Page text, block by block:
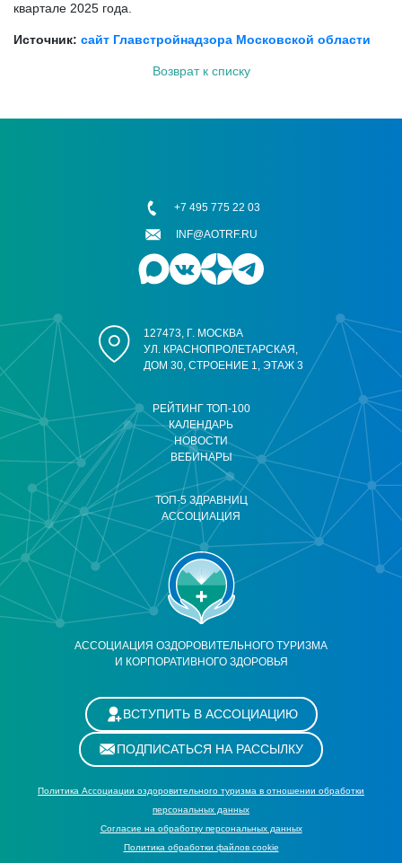
квартале 2025 года.
Источник: сайт Главстройнадзора Московской области
Возврат к списку
АССОЦИАЦИЯ ОЗДОРОВИТЕЛЬНОГО ТУРИЗМА
И КОРПОРАТИВНОГО ЗДОРОВЬЯ
РЕЙТИНГ ТОП-100
КАЛЕНДАРЬ
НОВОСТИ
ВЕБИНАРЫ
ТОП-5 ЗДРАВНИЦ
АССОЦИАЦИЯ
127473, Г. МОСКВА
УЛ. КРАСНОПРОЛЕТАРСКАЯ,
ДОМ 30, СТРОЕНИЕ 1, ЭТАЖ 3
+7 495 775 22 03
INF@AOTRF.RU
ВСТУПИТЬ В АССОЦИАЦИЮ
ПОДПИСАТЬСЯ НА РАССЫЛКУ
Политика Ассоциации оздоровительного туризма в отношении обработки
персональных данных
Cогласие на обработку персональных данных
Политика обработки файлов cookie